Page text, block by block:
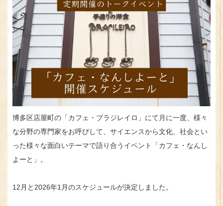
博多区店屋町の「カフェ・ブラジレイロ」にて月に一度、様々
な分野の専門家をお呼びして、サイエンスから文化、社会とい
った様々な面白いテーマで語り合うイベント「カフェ・なんし
よーと」。
12月と2026年1月のスケジュールが決定しました。